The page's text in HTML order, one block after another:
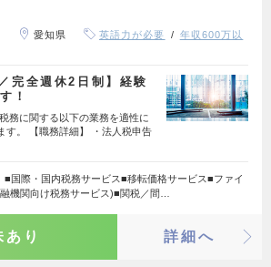
愛知県 英語力が必要
年収600万以
完全週休2日制】経験
！
務に関する以下の業務を適性に
す。 【職務詳細】 ・法人税申告
■国際・国内税務サービス■移転価格サービス■ファイ
機関向け税務サービス)■関税／間…
あり 詳細へ